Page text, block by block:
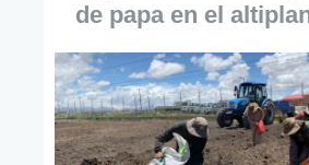
de papa en el